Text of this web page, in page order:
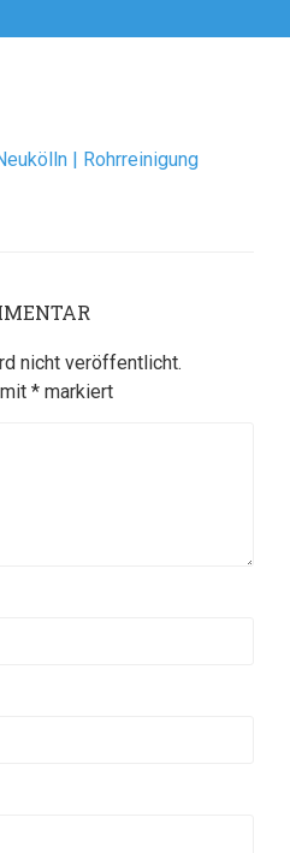
| Rohrreinigung
nicht veröffentlicht.
* markiert